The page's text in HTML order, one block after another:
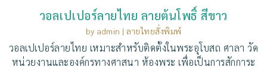
วอลเปเปอร์ลายไทย ลายต้นโพธิ์ สีขาว
by admin | ลายไทยสั่งพิมพ์
วอลเปเปอร์ลายไทย เหมาะสำหรับติดตั้งในพระอุโบสถ ศาลา วัด
หน่วยงานและองค์กรทางศาสนา ห้องพระ เพื่อเป็นการสักการะ